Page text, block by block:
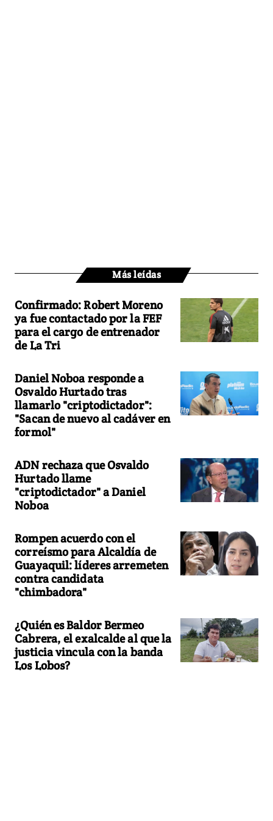
Más leídas
Confirmado: Robert Moreno
ya fue contactado por la FEF
para el cargo de entrenador
de La Tri
Daniel Noboa responde a
Osvaldo Hurtado tras
llamarlo "criptodictador":
"Sacan de nuevo al cadáver en
formol"
ADN rechaza que Osvaldo
Hurtado llame
"criptodictador" a Daniel
Noboa
Rompen acuerdo con el
correísmo para Alcaldía de
Guayaquil: líderes arremeten
contra candidata
"chimbadora"
¿Quién es Baldor Bermeo
Cabrera, el exalcalde al que la
justicia vincula con la banda
Los Lobos?